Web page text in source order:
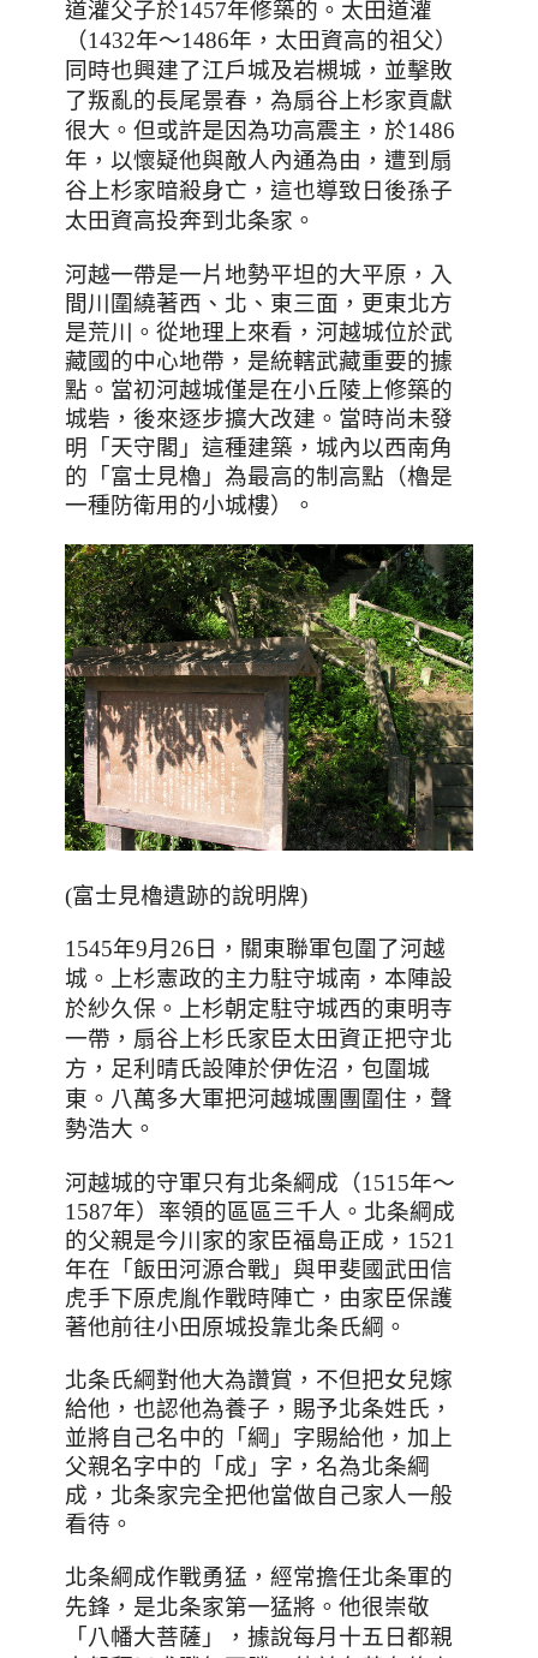
道灌父子於1457年修築的。太田道灌
（1432年～1486年 ， 太田資高的祖父）
同時也興建了江戶城及岩槻城，並擊敗
了叛亂的長尾景春，為扇谷上杉家貢獻
很大。但或許是因為功高震主，於1486
年，以懷疑他與敵人內通為由，遭到扇
谷上杉家暗殺身亡 ， 這也導致日後孫子
太田資高投奔到北条家 。
河越一帶是一片地勢平坦的大平原，入
間川圍繞著西、北、東三面，更東北方
是荒川。從地理上來看，河越城位於武
藏國的中心地帶，是統轄武藏重要的據
點。當初河越城僅是在小丘陵上修築的
城砦，後來逐步擴大改建。當時尚未發
明「天守閣」這種建築，城內以西南角
的「富士見櫓」為最高的制高點（櫓是
一種防衛用的小城樓）。
(富士見櫓遺跡的說明牌)
1545年9月26日，關東聯軍包圍了河越
城。上杉憲政的主力駐守城南，本陣設
於紗久保。上杉朝定駐守城西的東明寺
一帶，扇谷上杉氏家臣太田資正把守北
方，足利晴氏設陣於伊佐沼 ， 包圍城
東。八萬多大軍把河越城團團圍住，聲
勢浩大。
河越城的守軍只有北条綱成（1515年～
1587年）率領的區區三千人。北条綱成
的父親是今川家的家臣福島正成，1521
年在「飯田河源合戰」與甲斐國武田信
虎手下原虎胤作戰時陣亡，由家臣保護
著他前往小田原城投靠北条氏綱。
北条氏綱對他大為讚賞，不但把女兒嫁
給他，也認他為養子，賜予北条姓氏，
並將自己名中的「綱」字賜給他，加上
父親名字中的「成」字，名為北条綱
成，北条家完全把他當做自己家人一般
看待。
北条綱成作戰勇猛，經常擔任北条軍的
先鋒，是北条家第一猛將。他很崇敬
「 八幡大菩薩 」
，據說每月十五日都親